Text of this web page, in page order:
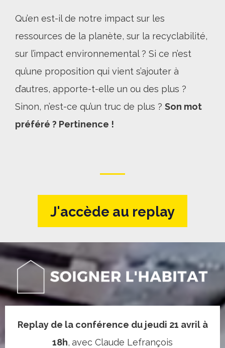
Qu’en est-il de notre impact sur les
ressources de la planète, sur la recyclabilité,
sur l’impact environnemental ? Si ce n’est
qu’une proposition qui vient s’ajouter à
d’autres, apporte-t-elle un ou des plus ?
Sinon, n’est-ce qu’un truc de plus ? Son mot
préféré ? Pertinence !
J'accède au replay
Replay de la conférence du jeudi 21 avril à
18h, avec Claude Lefrançois